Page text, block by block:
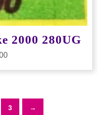
2000 280UG
3 →